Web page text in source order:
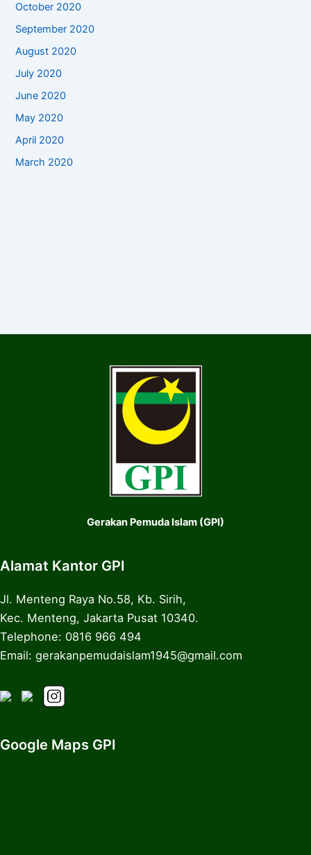
October 2020
September 2020
August 2020
July 2020
June 2020
May 2020
April 2020
March 2020
Gerakan Pemuda Islam (GPI)
Alamat Kantor GPI
Jl. Menteng Raya No.58, Kb. Sirih,
Kec. Menteng, Jakarta Pusat 10340.
Telephone: 0816 966 494
Email: gerakanpemudaislam1945@gmail.com
Google Maps GPI